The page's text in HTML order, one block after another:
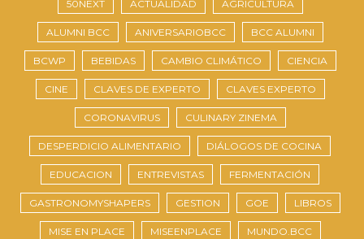
50NEXT ACTUALIDAD AGRICULTURA
ALUMNI BCC ANIVERSARIOBCC BCC ALUMNI
BCWP BEBIDAS CAMBIO CLIMÁTICO CIENCIA
CINE CLAVES DE EXPERTO CLAVES EXPERTO
CORONAVIRUS CULINARY ZINEMA
DESPERDICIO ALIMENTARIO DIÁLOGOS DE COCINA
EDUCACION ENTREVISTAS FERMENTACIÓN
GASTRONOMYSHAPERS GESTION GOE LIBROS
MISE EN PLACE MISEENPLACE MUNDO.BCC